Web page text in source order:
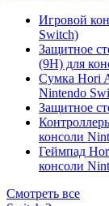
Игровой
Switch)
Защитное
(9H) для
Сумка Hori
Nintendo
Защитное
консоли
Геймпад
консоли
Смотреть все